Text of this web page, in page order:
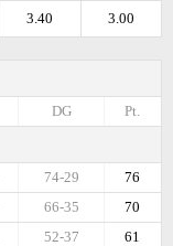
3.00
3.40
Pt.
DG
76
74-29
70
66-35
61
52-37